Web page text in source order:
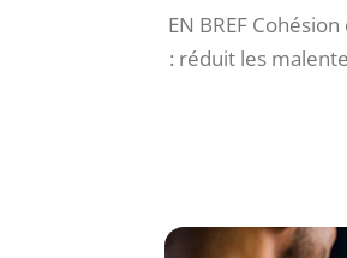
EN BREF
: réduit les